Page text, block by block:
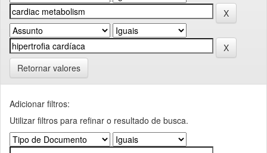
Retornar valores
Adicionar filtros:
Utilizar filtros para refinar o resultado de busca.